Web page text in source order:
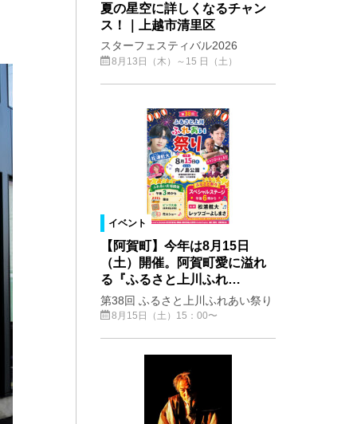
夏の星空に詳しくなるチャン
ス！｜上越市清里区
スターフェスティバル2026
8月13日（木）～15 日（土）
イベント
【阿賀町】今年は8月15日
（土）開催。阿賀町愛に溢れ
る『ふるさと上川ふれ…
第38回 ふるさと上川ふれあい祭り
8月15日（土）15：00〜